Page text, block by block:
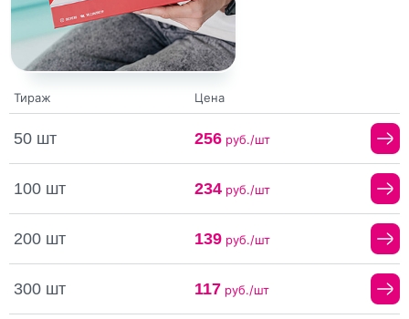
Тираж Цена
50 шт 256руб./шт
100 шт 234руб./шт
200 шт 139руб./шт
300 шт 117руб./шт